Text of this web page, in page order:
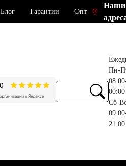
Блог Гарантии Опт
Наши
Пн-
00:00
Сб-
21:00